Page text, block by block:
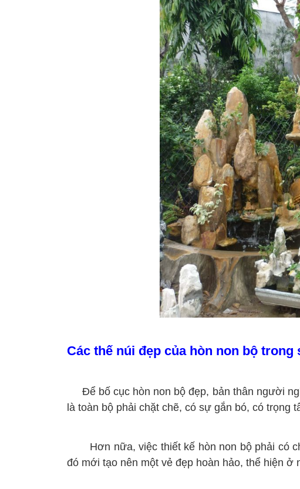
Các thế núi đẹp của hòn non bộ trong
Để bố cục hòn non bộ đẹp, bản thân người
là toàn bộ phải chặt chẽ, có sự gắn bó, có trọng
Hơn nữa, việc thiết kế hòn non bộ phải có
đó mới tạo nên một vẻ đẹp hoàn hảo, thể hiện ở